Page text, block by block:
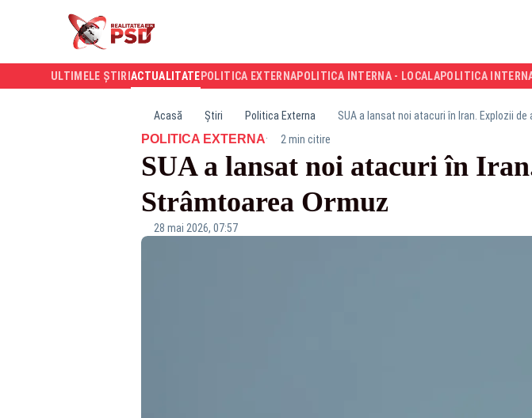
ULTIMELE ȘTIRI ACTUALITATE POLITICA EXTERNAPOLITICA INTERNA - LOCALAPOLITICA
Acasă Știri Politica Externa SUA a lansat noi atacuri în Iran. Explozii
POLITICA EXTERNA· 2 min citire
SUA a lansat noi atacuri în
Strâmtoarea Ormuz
28 mai 2026, 07:57